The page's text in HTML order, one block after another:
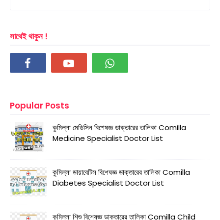
সাথেই থাকুন !
Popular Posts
কুমিল্লা মেডিসিন বিশেষজ্ঞ ডাক্তারের তালিকা Comilla
Medicine Specialist Doctor List
কুমিল্লা ডায়াবেটিস বিশেষজ্ঞ ডাক্তারের তালিকা Comilla
Diabetes Specialist Doctor List
কুমিল্লা শিশু বিশেষজ্ঞ ডাক্তারের তালিকা Comilla Child